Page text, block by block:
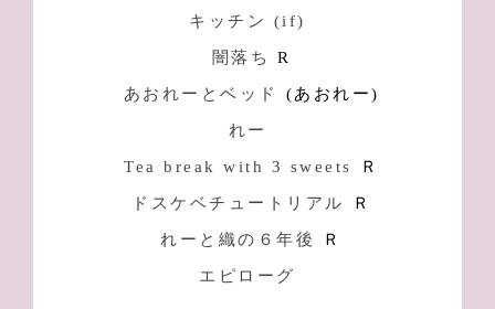
キッチン (if)
闇落ち R
あおれーとベッド (あおれー)
れー
Tea break with 3 sweets Ｒ
ドスケベチュートリアル Ｒ
れーと織の６年後 Ｒ
エピローグ